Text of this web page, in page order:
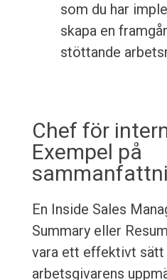
som du har
skapa en
stöttande
Chef för
Exempel på
En Inside Sales
Summary eller
vara ett effektivt
arbetsgivarens